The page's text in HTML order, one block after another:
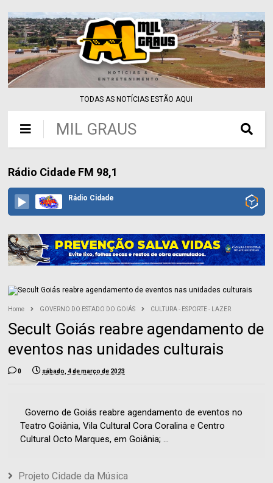
TODAS AS NOTÍCIAS ESTÃO AQUI
MIL GRAUS
Rádio Cidade FM 98,1
Rádio Cidade
Home GOVERNO DO ESTADO DO GOIÁS CULTURA - ESPORTE - LAZER
Secult Goiás reabre agendamento de
eventos nas unidades culturais
0 sábado, 4 de março de 2023
Governo de Goiás reabre agendamento de eventos no
Teatro Goiânia, Vila Cultural Cora Coralina e Centro
Cultural Octo Marques, em Goiânia; ...
Projeto Cidade da Música